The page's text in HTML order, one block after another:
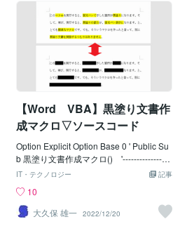
MMG) '箸の位置Ｘ Const BOWLST
HP = (8 * BOWLFMMG) ' Ｙ
Const BOWLSTGP = (2 * BOWLPLMG)
'箸の間隔 ' Const BOWLVPIT =
(20 * BOWLPLMG) '横-間隔 Const
BOWLHPIT = (15 * BOWLFMMG) '縦-
間隔 '------------------------------------------
--------------------------------- Dim Ip As Inte
ger, Jp As Integer Dim Kp As Integer, L
p As Integer Dim intDxp As Integer, int
Dyp A
【Word VBA】黒塗り文書作
成マクロ▽ソースコード
Option Explicit Option Base 0 ' Public Su
b 黒塗り文書作成マクロ() '-----------------
-------------------------------------------------------
gArea = ActiveDocument.Range(0, 0)
'蛍光ペン部分を検索 With rngArea.Find
.Text = "" .Forward = True .W
記事
IT・テクノロジー
10
大久保 雄一 2022/12/20